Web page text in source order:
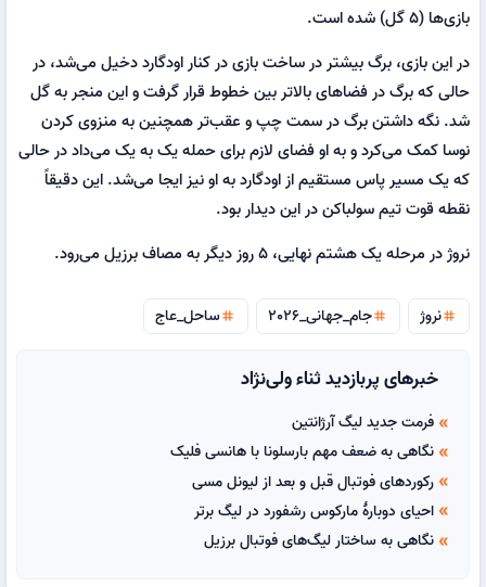
بازی‌ها (۵ گل) شده است.
در این بازی، برگ بیشتر در ساخت بازی در کنار اودگارد دخیل می‌شد، در
حالی که برگ در فضاهای بالاتر بین خطوط قرار گرفت و این منجر به گل
شد. نگه داشتن برگ در سمت چپ و عقب‌تر همچنین به منزوی کردن
نوسا کمک می‌کرد و به او فضای لازم برای حمله یک به یک می‌داد در حالی
که یک مسیر پاس مستقیم از اودگارد به او نیز ایجا می‌شد. این دقیقاً
نقطه قوت تیم سولباکن در این دیدار بود.
نروژ در مرحله یک هشتم نهایی، ۵ روز دیگر به مصاف برزیل می‌رود.
tagنروژ tagجام_جهانی_2026 tag ساحل_عاج
خبرهای پربازدید ثناء ولی‌نژاد
double_arrow فرمت جدید لیگ آرژانتین
double_arrow نگاهی به ضعف مهم بارسلونا با هانسی فلیک
double_arrow رکوردهای فوتبال قبل و بعد از لیونل مسی
double_arrow احیای دوبارهٔ مارکوس رشفورد در لیگ برتر
double_arrow نگاهی به ساختار لیگ‌های فوتبال برزیل